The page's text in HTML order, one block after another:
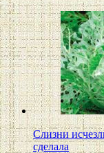
Слизни
сделала